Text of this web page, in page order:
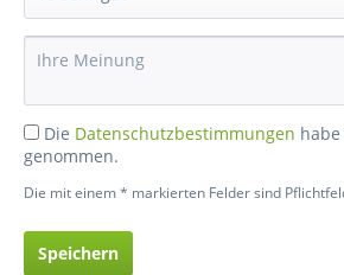
Die Datenschutzbestimmungen
genommen.
Die mit einem * markierten Felder sind
Speichern